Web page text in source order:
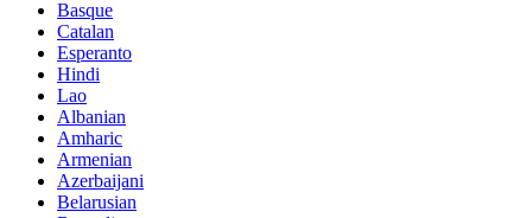
Basque
Catalan
Esperanto
Hindi
Lao
Albanian
Amharic
Armenian
Azerbaijani
Belarusian